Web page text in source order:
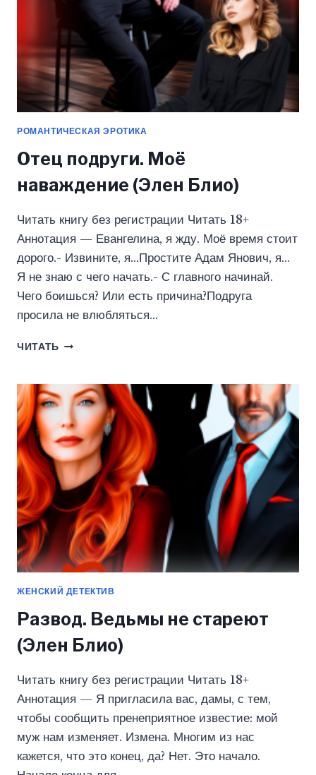
РОМАНТИЧЕСКАЯ ЭРОТИКА
Отец подруги. Моё
наваждение (Элен Блио)
Читать книгу без регистрации Читать 18+
Аннотация — Евангелина, я жду. Моё время стоит
дорого.- Извините, я…Простите Адам Янович, я…
Я не знаю с чего начать.- С главного начинай.
Чего боишься? Или есть причина?Подруга
просила не влюбляться…
ЧИТАТЬ ОТЕЦ
НАВАЖДЕНИЕ
(ЭЛЕН
БЛИО)
ЖЕНСКИЙ ДЕТЕКТИВ
Развод. Ведьмы не стареют
(Элен Блио)
Читать книгу без регистрации Читать 18+
Аннотация — Я пригласила вас, дамы, с тем,
чтобы сообщить пренеприятное известие: мой
муж нам изменяет. Измена. Многим из нас
кажется, что это конец, да? Нет. Это начало.